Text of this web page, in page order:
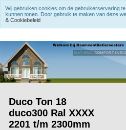
Duco Ton 18
duco300 Ral XXXX
2201 t/m 2300mm
Wij gebruiken cookies om de gebruikerservaring
kunnen tonen. Door gebruik te maken van deze
& Cookiebeleid